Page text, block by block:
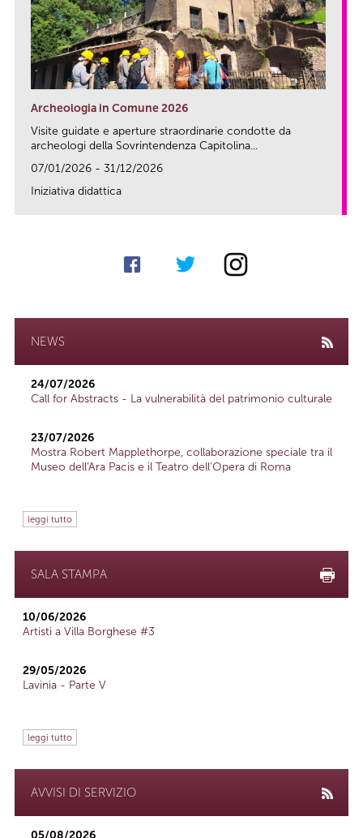
Archeologia in Comune 2026
Visite guidate e aperture straordinarie condotte da
archeologi della Sovrintendenza Capitolina...
07/01/2026 - 31/12/2026
Iniziativa didattica
NEWS
24/07/2026
Call for Abstracts - La vulnerabilità del patrimonio culturale
23/07/2026
Mostra Robert Mapplethorpe, collaborazione speciale tra il
Museo dell'Ara Pacis e il Teatro dell'Opera di Roma
leggi tutto
SALA STAMPA
10/06/2026
Artisti a Villa Borghese #3
29/05/2026
Lavinia - Parte V
leggi tutto
AVVISI DI SERVIZIO
05/08/2026